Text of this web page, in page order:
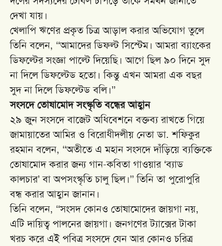
দেখা যায়।
খেলাপি ঋণের প্রকৃত চিত্র আড়াল করার অভিযোগ তুলে
তিনি বলেন, ‘‘আমাদের ডিফল্ট সিস্টেম। আমরা ব্যাংকের
ডিফল্টের সংজ্ঞা পাল্টে দিয়েছি। আগে ছিল ৯০ দিনে সুদ
না দিলে ডিফল্টেড হতো। কিন্তু এখন আমরা এক বছর
সুদ না দিলে ডিফল্টেড বলি।’’
সংসদে তোষামোদ সংস্কৃতি বন্ধের আহ্বান
২৯ জুন সংসদে বাজেট অধিবেশনে বক্তব্য রাখতে গিয়ে
জামায়াতের আমির ও বিরোধীদলীয় নেতা ডা. শফিকুর
রহমান বলেন, ‘‘অতীতে এ মহান সংসদে দাঁড়িয়ে ব্যক্তিকে
তোষামোদ করার জন্য গান-কবিতা গাওয়ার ‘ব্যাড
কালচার’ বা অপসংস্কৃতি চালু ছিল।’’ তিনি তা পুরোপুরি
বন্ধ করার আহ্বান জানান।
তিনি বলেন, ‘‘সংসদ কোনও তোষামোদের জায়গা নয়,
এটি দায়িত্ব পালনের জায়গা। জনগণের ট্যাক্সের টাকা
খরচ করে এই পবিত্র সংসদে যেন আর কোনও চরিত্র